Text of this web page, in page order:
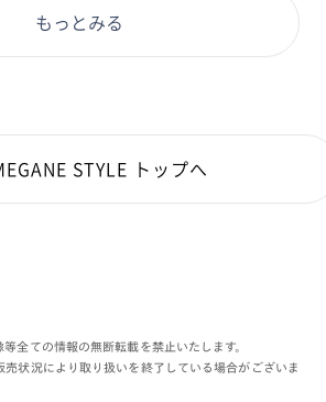
もっとみる
STYLE トップへ
全ての情報の無断転載を禁止いたします。
状況により取り扱いを終了している場合がございま